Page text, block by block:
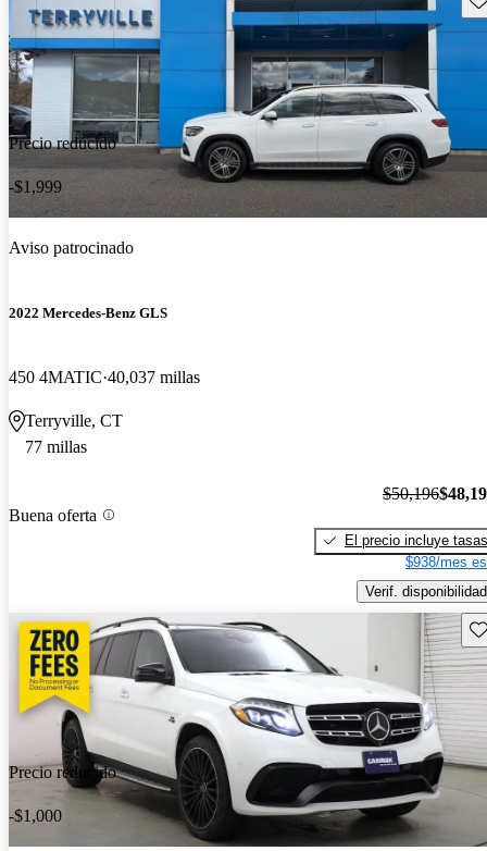
Precio reducido
-$1,999
Aviso patrocinado
2022 Mercedes-Benz GLS
450 4MATIC 40,037 millas
Terryville, CT
77 millas
Buena oferta
$50,196
El precio incluye tasas
$938/mes
Verif. disponibilidad
Precio reducido
-$1,000